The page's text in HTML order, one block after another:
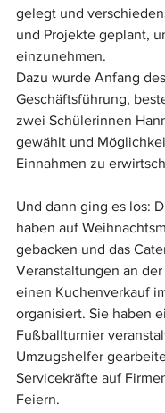
gelegt und
und Projekte geplant,
einzunehmen.
Dazu wurde Anfang
Geschäftsführung,
zwei Schülerinnen
gewählt und
Einnahmen zu
Und dann ging es los:
haben auf
gebacken und das
Veranstaltungen an
einen Kuchenverkauf
organisiert. Sie haben
Fußballturnier
Umzugshelfer
Servicekräfte auf
Feiern.